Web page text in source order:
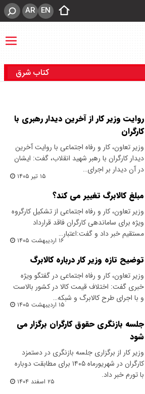
EN
AR
کتاب شرق
روایت وزیر کار از آخرین دیدار رهبری با
کارگران
وزیر تعاون، کار و رفاه اجتماعی با روایت آخرین
دیدار کارگران با رهبر شهید انقلاب، گفت: ایشان
در آن دیدار بر اجرای…
۱۵ تیر ۱۴۰۵
مبلغ‌ کالابرگ تغییر می کند؟
وزیر تعاون، کار و رفاه اجتماعی از تشکیل کارگروه
ویژه برای ساماندهی کارگران فاقد قرارداد
مستقیم خبر داد و گفت:اعتبار…
۱۶ اردیبهشت ۱۴۰۵
توضیح تازه وزیر کار درباره کالابرگ
وزیر تعاون، کار و رفاه اجتماعی در گفتگو ویژه
خبری گفت: اختلاف قیمت کالا در کشور بالاست
و با اجرای طرح کالابرگ و شبکه…
۱۵ اردیبهشت ۱۴۰۵
جلسه بازنگری حقوق کارگران برگزار می
شود
وزیر کار از برگزاری جلسه بازنگری در دستمزد
کارگران در شهریورماه ۱۴۰۵ برای مطابقت دوباره
با تورم خبر داد.
۲۵ اسفند ۱۴۰۴